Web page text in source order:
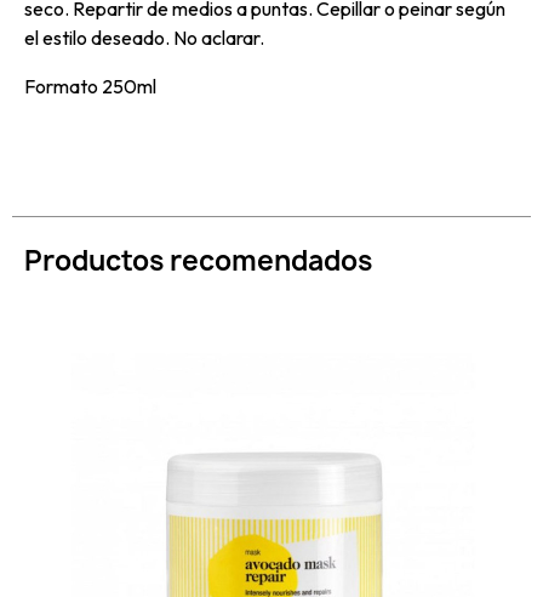
seco. Repartir de medios a puntas. Cepillar o peinar según
el estilo deseado. No aclarar.
Formato 250ml
Productos recomendados